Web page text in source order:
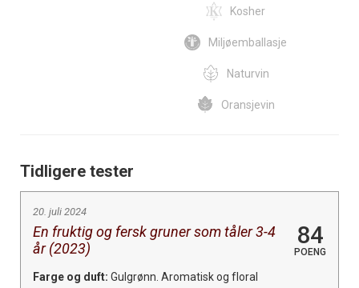
Kosher
Miljøemballasje
Naturvin
Oransjevin
Tidligere tester
20. juli 2024
En fruktig og fersk gruner som tåler 3-4
år (2023)
84
POENG
Farge og duft: Gulgrønn. Aromatisk og floral